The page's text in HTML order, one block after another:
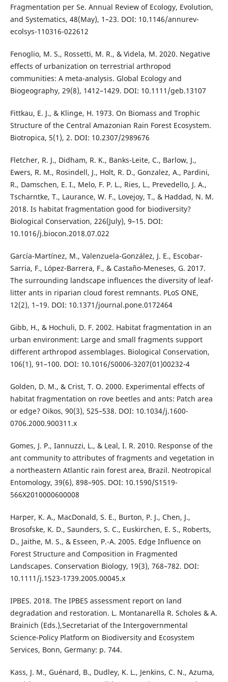
Fragmentation per Se. Annual Review of Ecology, Evolution,
and Systematics, 48(May), 1–23. DOI: 10.1146/annurev-
ecolsys-110316-022612
Fenoglio, M. S., Rossetti, M. R., & Videla, M. 2020. Negative
effects of urbanization on terrestrial arthropod
communities: A meta-analysis. Global Ecology and
Biogeography, 29(8), 1412–1429. DOI: 10.1111/geb.13107
Fittkau, E. J., & Klinge, H. 1973. On Biomass and Trophic
Structure of the Central Amazonian Rain Forest Ecosystem.
Biotropica, 5(1), 2. DOI: 10.2307/2989676
Fletcher, R. J., Didham, R. K., Banks-Leite, C., Barlow, J.,
Ewers, R. M., Rosindell, J., Holt, R. D., Gonzalez, A., Pardini,
R., Damschen, E. I., Melo, F. P. L., Ries, L., Prevedello, J. A.,
Tscharntke, T., Laurance, W. F., Lovejoy, T., & Haddad, N. M.
2018. Is habitat fragmentation good for biodiversity?
Biological Conservation, 226(July), 9–15. DOI:
10.1016/j.biocon.2018.07.022
García-Martínez, M., Valenzuela-González, J. E., Escobar-
Sarria, F., López-Barrera, F., & Castaño-Meneses, G. 2017.
The surrounding landscape influences the diversity of leaf-
litter ants in riparian cloud forest remnants. PLoS ONE,
12(2), 1–19. DOI: 10.1371/journal.pone.0172464
Gibb, H., & Hochuli, D. F. 2002. Habitat fragmentation in an
urban environment: Large and small fragments support
different arthropod assemblages. Biological Conservation,
106(1), 91–100. DOI: 10.1016/S0006-3207(01)00232-4
Golden, D. M., & Crist, T. O. 2000. Experimental effects of
habitat fragmentation on rove beetles and ants: Patch area
or edge? Oikos, 90(3), 525–538. DOI: 10.1034/j.1600-
0706.2000.900311.x
Gomes, J. P., Iannuzzi, L., & Leal, I. R. 2010. Response of the
ant community to attributes of fragments and vegetation in
a northeastern Atlantic rain forest area, Brazil. Neotropical
Entomology, 39(6), 898–905. DOI: 10.1590/S1519-
566X2010000600008
Harper, K. A., MacDonald, S. E., Burton, P. J., Chen, J.,
Brosofske, K. D., Saunders, S. C., Euskirchen, E. S., Roberts,
D., Jaithe, M. S., & Esseen, P.-A. 2005. Edge Influence on
Forest Structure and Composition in Fragmented
Landscapes. Conservation Biology, 19(3), 768–782. DOI:
10.1111/j.1523-1739.2005.00045.x
IPBES. 2018. The IPBES assessment report on land
degradation and restoration. L. Montanarella R. Scholes & A.
Brainich (Eds.),Secretariat of the Intergovernmental
Science-Policy Platform on Biodiversity and Ecosystem
Services, Bonn, Germany: p. 744.
Kass, J. M., Guénard, B., Dudley, K. L., Jenkins, C. N., Azuma,